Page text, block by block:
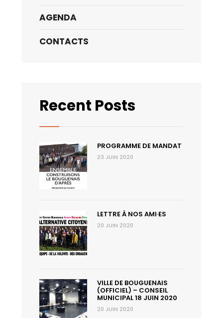
AGENDA
CONTACTS
Recent Posts
PROGRAMME DE MANDAT
23 JUIN 2020
LETTRE À NOS AMI·ES
20 JUIN 2020
VILLE DE BOUGUENAIS
(OFFICIEL) – CONSEIL
MUNICIPAL 18 JUIN 2020
20 JUIN 2020